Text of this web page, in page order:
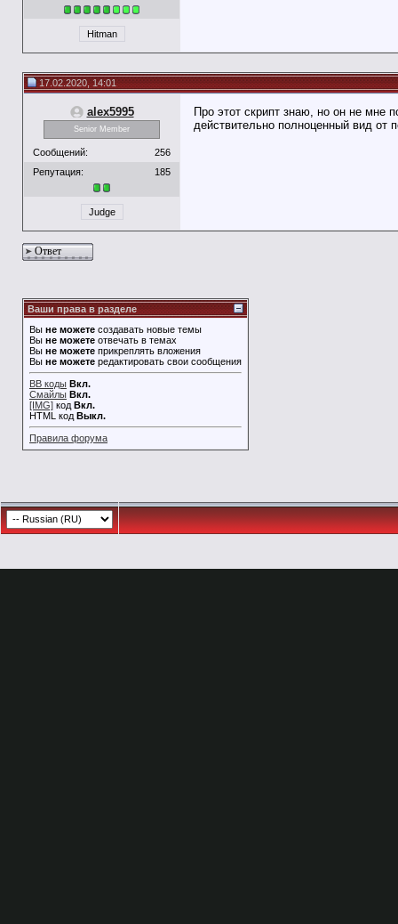
Hitman
17.02.2020, 14:01
alex5995
Senior Member
Сообщений:
256
Репутация:
185
Judge
Про этот скрипт знаю, но он не мне
действительно полноценный вид от
Ответ
Ваши права в разделе
Вы не можете создавать новые темы
Вы не можете отвечать в темах
Вы не можете прикреплять вложения
Вы не можете редактировать свои сообщения
BB коды Вкл.
Смайлы Вкл.
[IMG] код Вкл.
HTML код Выкл.
Правила форума